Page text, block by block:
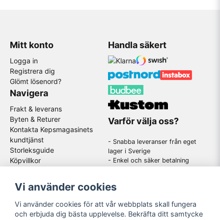
Mitt konto
Logga in
Registrera dig
Glömt lösenord?
Navigera
Frakt & leverans
Byten & Returer
Kontakta Kepsmagasinets
kundtjänst
Storleksguide
Köpvillkor
Om oss
Handla säkert
Varför välja oss?
- Snabba leveranser från eget
lager i Sverige
- Enkel och säker betalning
-En schysst kundtjänst som
Vi använder cookies
Vi använder cookies för att vår webbplats skall fungera
och erbjuda dig bästa upplevelse. Bekräfta ditt samtycke